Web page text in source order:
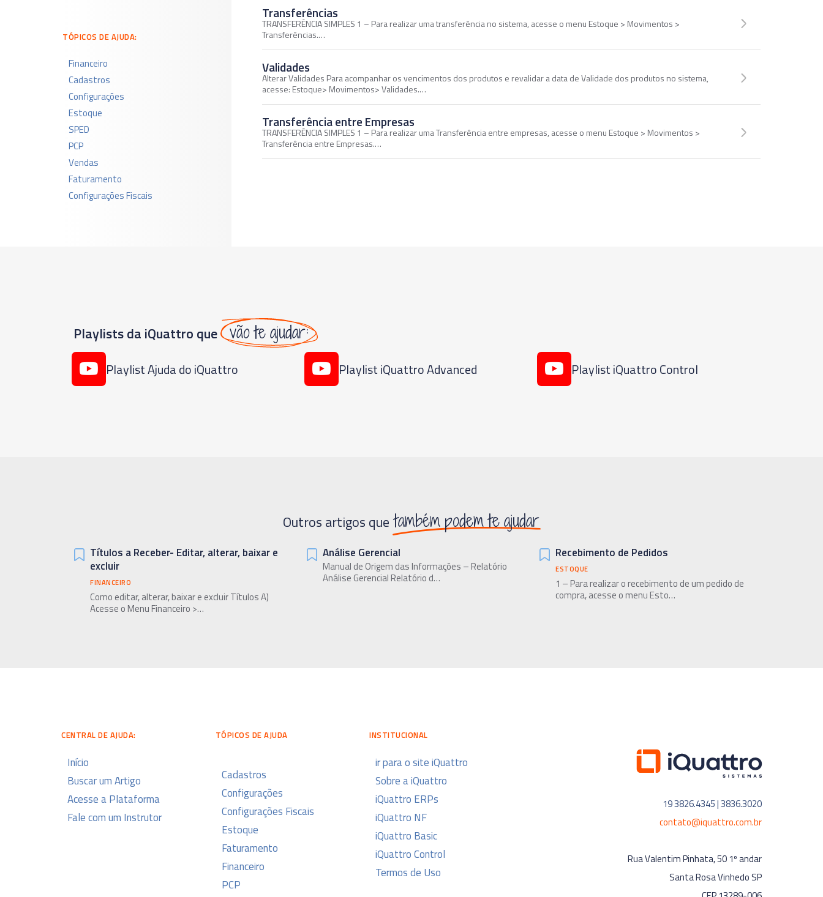
TÓPICOS DE AJUDA:
Financeiro
Cadastros
Configurações
Estoque
SPED
PCP
Vendas
Faturamento
Configurações Fiscais
Transferências
TRANSFERÊNCIA SIMPLES 1 – Para realizar uma transferência no sistema, acesse o menu Estoque > Movimentos >
Transferências.…
Validades
Alterar Validades Para acompanhar os vencimentos dos produtos e revalidar a data de Validade dos produtos no sistema,
acesse: Estoque> Movimentos> Validades.…
Transferência entre Empresas
TRANSFERÊNCIA SIMPLES 1 – Para realizar uma Transferência entre empresas, acesse o menu Estoque > Movimentos >
Transferência entre Empresas.…
Playlists da iQuattro que vão te ajudar:
Playlist Ajuda do iQuattro Playlist iQuattro Advanced Playlist iQuattro Control
Outros artigos que também podem te ajudar
Títulos a Receber- Editar, alterar, baixar e
excluir
FINANCEIRO
Como editar, alterar, baixar e excluir Títulos A)
Acesse o Menu Financeiro >…
Análise Gerencial
Manual de Origem das Informações – Relatório
Análise Gerencial Relatório d…
Recebimento de Pedidos
ESTOQUE
1 – Para realizar o recebimento de um pedido de
compra, acesse o menu Esto…
CENTRAL DE AJUDA:
Início
Buscar um Artigo
Acesse a Plataforma
Fale com um Instrutor
TÓPICOS DE AJUDA
Cadastros
Configurações
Configurações Fiscais
Estoque
Faturamento
Financeiro
PCP
INSTITUCIONAL
ir para o site iQuattro
Sobre a iQuattro
iQuattro ERPs
iQuattro NF
iQuattro Basic
iQuattro Control
Termos de Uso
19 3826.4345 | 3836.3020
contato@iquattro.com.br
Rua Valentim Pinhata, 50 1º andar
Santa Rosa Vinhedo SP